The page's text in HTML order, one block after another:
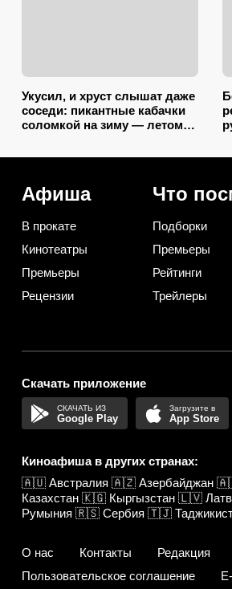
Укусил, и хруст слышат даже
соседи: пикантные кабачки
соломкой на зиму — летом
Афиша
В прокате
Кинотеатры
Премьеры
Рецензии
Что
Подборки
Премьеры
Рейтинги
Трейлеры
Скачать приложение
Google Play App Store
Киноафиша в других странах:
🇦🇺 Австралия 🇦🇿 Азербайджан
Казахстан 🇰🇬 Кыргызстан 🇱🇻
Румыния 🇷🇸 Сербия 🇹🇯
О нас Контакты Редакция
Пользовательское соглашение